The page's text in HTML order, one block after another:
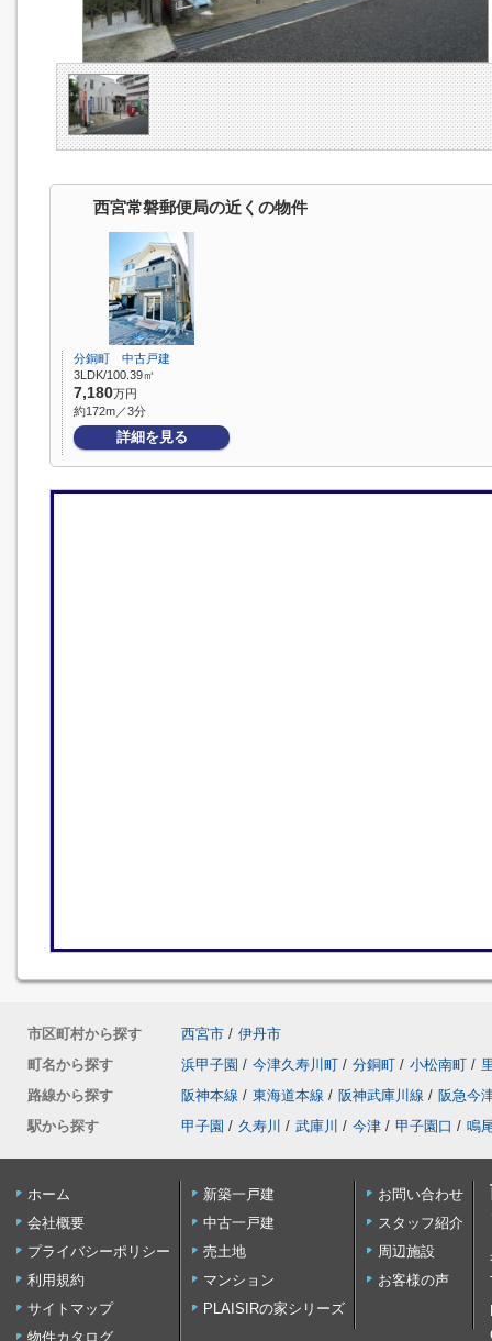
西宮常磐郵便局の近くの物件
分銅町 中古戸建
3LDK/100.39㎡
7,180万円
約172m／3分
詳細を見る
市区町村から探す 西宮市 / 伊丹市
町名から探す
浜甲子園 / 今津久寿川町 / 分銅町 / 小松南町 /
路線から探す
阪神本線 / 東海道本線 / 阪神武庫川線 / 阪急今
駅から探す
甲子園 / 久寿川 / 武庫川 / 今津 / 甲子園口 / 鳴
ホーム
会社概要
プライバシーポリシー
利用規約
サイトマップ
物件カタログ
新築一戸建
中古一戸建
売土地
マンション
PLAISIRの家シリーズ
お問い合わせ
スタッフ紹介
周辺施設
お客様の声